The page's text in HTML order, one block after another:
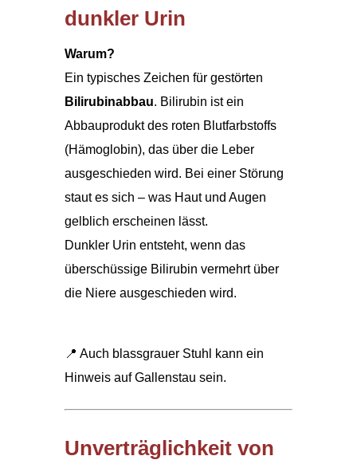
dunkler Urin
Warum?
Ein typisches Zeichen für gestörten
Bilirubinabbau. Bilirubin ist ein
Abbauprodukt des roten Blutfarbstoffs
(Hämoglobin), das über die Leber
ausgeschieden wird. Bei einer Störung
staut es sich – was Haut und Augen
gelblich erscheinen lässt.
Dunkler Urin entsteht, wenn das
überschüssige Bilirubin vermehrt über
die Niere ausgeschieden wird.
📍 Auch blassgrauer Stuhl kann ein
Hinweis auf Gallenstau sein.
Unverträglichkeit von